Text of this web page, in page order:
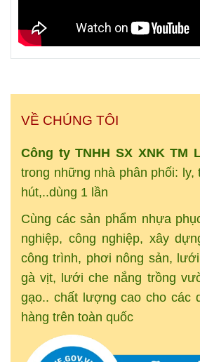
VỀ CHÚNG TÔI
Công ty TNHH SX XNKTM
trong những nhà phân phối: ly,
hút,..dùng 1 lần
Cùng các sản phẩm nhựa
nghiệp, công nghiệp, xây
công trình, phơi nông sản,
gà vịt, lưới che nắng trồng
gạo.. chất lượng cao cho các
hàng trên toàn quốc